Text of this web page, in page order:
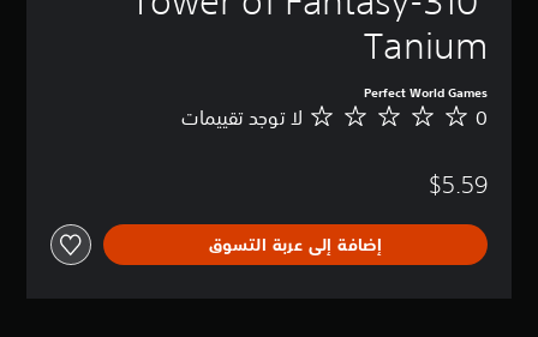
Tanium
Perfect World Games
ل
و
د
ت
0 لا توجد تقييمات
$5.59
إضافة إلى عربة التسوق